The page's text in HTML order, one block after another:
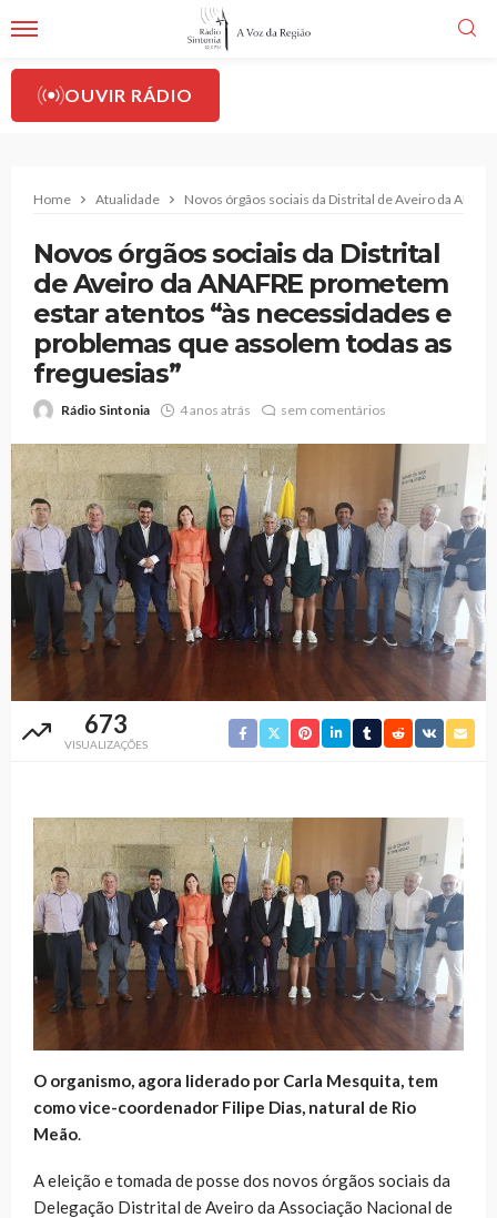
OUVIR RÁDIO
Home Atualidade Novos órgãos sociais da Distrital de Aveiro da
Novos órgãos sociais da Distrital
de Aveiro da ANAFRE prometem
estar atentos “às necessidades e
problemas que assolem todas as
freguesias”
Rádio Sintonia 4 anos atrás sem comentários
673
VISUALIZAÇÕES
O organismo, agora liderado por Carla Mesquita, tem
como vice-coordenador Filipe Dias, natural de Rio
Meão.
A eleição e tomada de posse dos novos órgãos sociais da
Delegação Distrital de Aveiro da Associação Nacional de